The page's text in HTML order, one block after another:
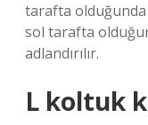
tarafta olduğunda
sol tarafta
adlandırılır.
L koltuk